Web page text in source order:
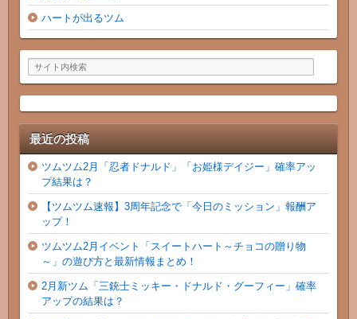
ハートが出るツム
最近の投稿
ツムツム2月「忍者ドナルド」「お姫様デイジー」確率アッ
プ結果は？
【ツムツム速報】3周年記念で「今日のミッション」報酬ア
ップ！
ツムツム2月イベント「スイートハート～チョコの贈り物
～」の遊び方と最新情報まとめ！
2月新ツム「三銃士ミッキー・ドナルド・グーフィー」確率
アップの結果は？